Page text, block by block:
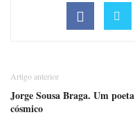
Artigo anterior
Jorge Sousa Braga. Um poeta
cósmico